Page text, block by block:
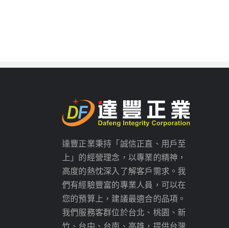
達豐正業秉持「誠信正直、用戶至
上」的經營理念，以專業的精神，
高度的熱忱深入了解客戶需求。我
們有經驗豐富的專業人員，可以在
您的預算上，建議最適合的品項。
我們服務客群位於台北、桃園、新